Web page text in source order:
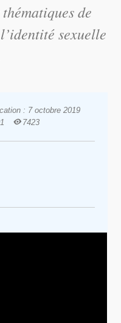
de
sexuelle
: 7 octobre 2019
7423